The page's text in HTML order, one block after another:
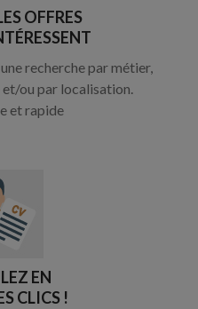
OFFRES
recherche par métier,
ou par localisation.
et rapide
EN
CLICS !